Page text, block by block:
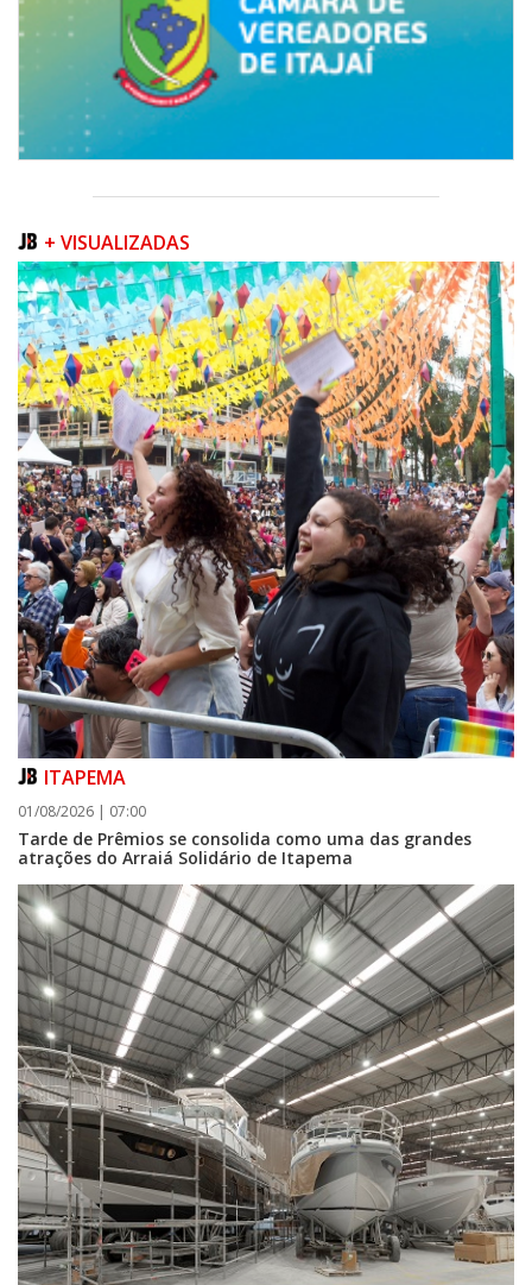
07/08/2026 | 07:00
Prefeitura de Itapema segue com credenciamento aberto para artistas e
produtores culturais
ITAPEMA
07/08/2026 | 07:00
Itapema se destaca no IDEB e conquista melhor resultado da região
+ VISUALIZADAS
ITAPEMA
01/08/2026 | 07:00
Tarde de Prêmios se consolida como uma das grandes
atrações do Arraiá Solidário de Itapema